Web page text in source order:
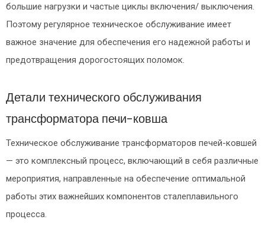
большие нагрузки и частые циклы включения/ выключения.
Поэтому регулярное техническое обслуживание имеет
важное значение для обеспечения его надежной работы и
предотвращения дорогостоящих поломок.
Детали технического обслуживания
трансформатора печи-ковша
Техническое обслуживание трансформаторов печей-ковшей
— это комплексный процесс, включающий в себя различные
мероприятия, направленные на обеспечение оптимальной
работы этих важнейших компонентов сталеплавильного
процесса.